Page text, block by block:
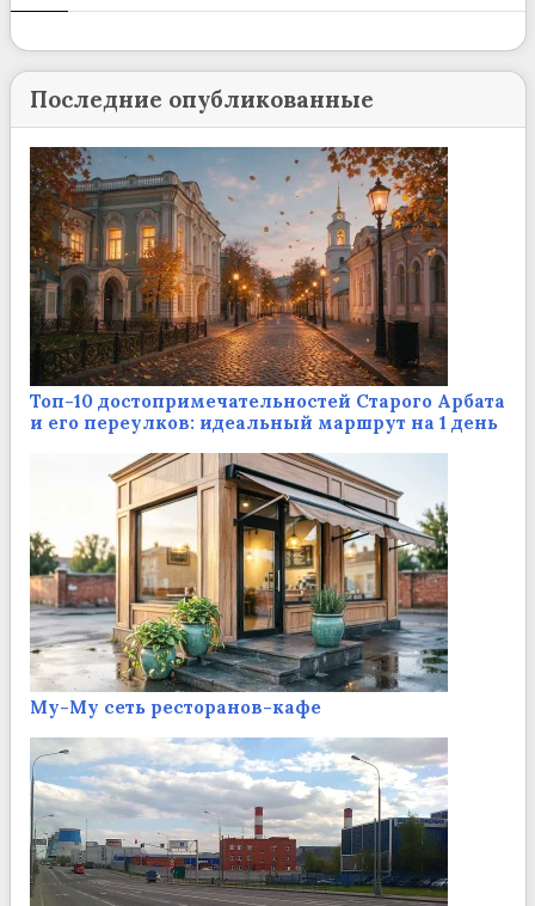
Последние опубликованные
Топ-10 достопримечательностей Старого Арбата
и его переулков: идеальный маршрут на 1 день
Му-Му сеть ресторанов-кафе